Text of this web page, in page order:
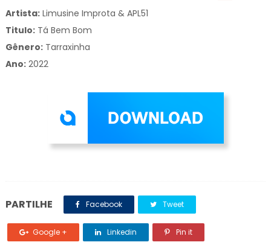
Artista:Limusine Improta & APL51
Titulo:Tá Bem Bom
Gênero: Tarraxinha
Ano:2022
PARTILHE Facebook Tweet
Google + Linkedin Pin it